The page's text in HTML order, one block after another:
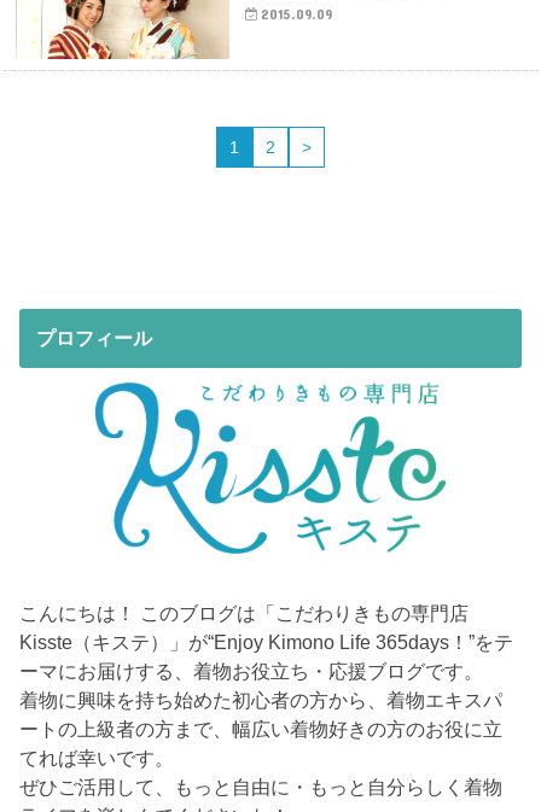
2015.09.09
1 2 >
プロフィール
こんにちは！ このブログは「こだわりきもの専門店
Kisste（キステ）」が“Enjoy Kimono Life 365days！”をテ
ーマにお届けする、着物お役立ち・応援ブログです。
着物に興味を持ち始めた初心者の方から、着物エキスパ
ートの上級者の方まで、幅広い着物好きの方のお役に立
てれば幸いです。
ぜひご活用して、もっと自由に・もっと自分らしく着物